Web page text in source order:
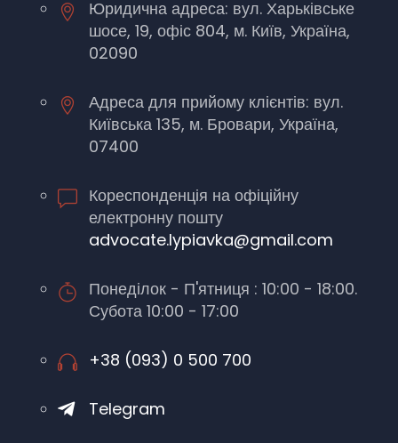
Юридична адреса: вул. Харьківське
шосе, 19, офіс 804, м. Київ, Україна,
02090
Адреса для прийому клієнтів: вул.
Київська 135, м. Бровари, Україна,
07400
Кореспонденція на офіційну
електронну пошту
advocate.lypiavka@gmail.com
Понеділок - П'ятниця : 10:00 - 18:00.
Субота 10:00 - 17:00
+38 (093) 0 500 700
Telegram